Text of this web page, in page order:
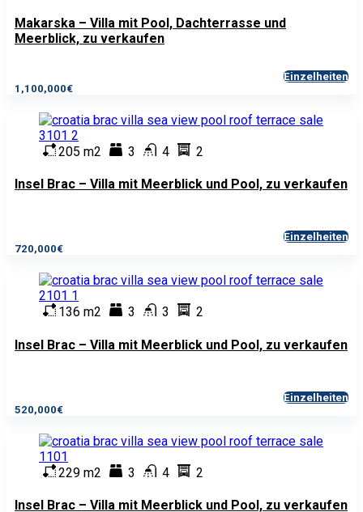
Makarska – Villa mit Pool, Dachterrasse und
Meerblick, zu verkaufen
1,100,000€
Einzelheiten
205 m2 3 4 2
Insel Brac – Villa mit Meerblick und Pool, zu verkaufen
720,000€
Einzelheiten
136 m2 3 3 2
Insel Brac – Villa mit Meerblick und Pool, zu verkaufen
520,000€
Einzelheiten
229 m2 3 4 2
Insel Brac – Villa mit Meerblick und Pool, zu verkaufen